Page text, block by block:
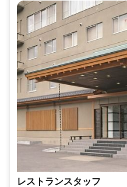
レストランスタッフ